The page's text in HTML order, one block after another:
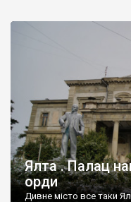
Ялта . Палац
орди
Дивне місто все таки